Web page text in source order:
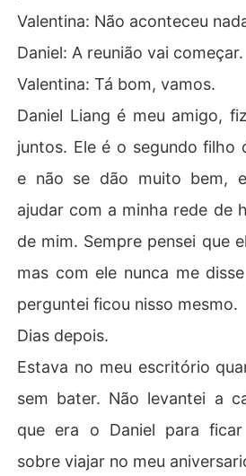
Valentina: Não aconteceu
Daniel: A reunião vai começar.
Valentina: Tá bom, vamos.
Daniel Liang é meu amigo,
juntos. Ele é o segundo filho
e não se dão muito bem,
ajudar com a minha rede de
de mim. Sempre pensei que
mas com ele nunca me
perguntei ficou nisso mesmo.
Dias depois.
Estava no meu escritório
sem bater. Não levantei a
que era o Daniel para
sobre viajar no meu